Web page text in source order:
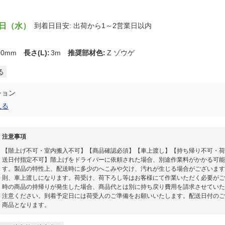
（水） 到着日目安: 出荷から1～2営業日以内
長さ(L): 3m推奨部材色: Z ゾウゲ
ン
注意事項
【階上げ不可・室内搬入不可】【商品確認必須】【車上渡し】【持ち帰り不可・
送日付指定不可】階上げをドライバーに依頼された場合、別途作業料がかかる可
す。製品の特性上、配送時に多少のへこみや欠け、汚れが生じる場合がございま
則、車上渡しになります。荷受け、荷下ろし等はお客様にて作業いただく必要が
時の商品の持帰りが発生した場合、商品代とは別に持ち戻り費用を請求させてい
注意ください。到着予定日には荷受人のご準備をお願いいたします。​配送日付の
商品となります。